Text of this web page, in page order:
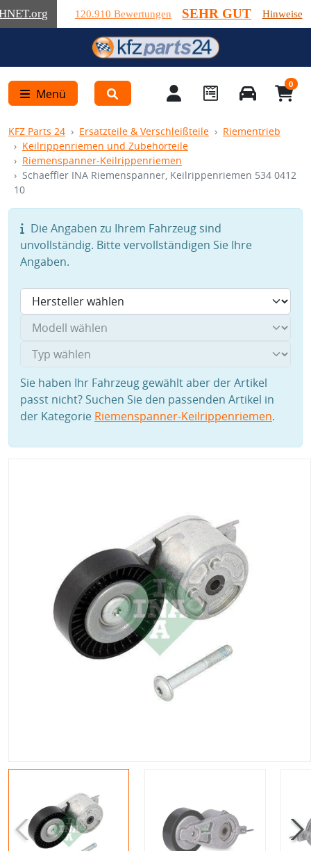
.org 120.910 Bewertungen SEHR GUT Hinweise
Menü
0
KFZ Parts 24 Ersatzteile & Verschleißteile
Riementrieb
Keilrippenriemen und Zubehörteile
Riemenspanner-Keilrippenriemen
Schaeffler INA Riemenspanner, Keilrippenriemen 534 0412
10
Die Angaben zu Ihrem Fahrzeug sind
unvollständig. Bitte vervollständigen Sie Ihre
Angaben.
Sie haben Ihr Fahrzeug gewählt aber der Artikel
passt nicht? Suchen Sie den passenden Artikel in
der Kategorie Riemenspanner-Keilrippenriemen.